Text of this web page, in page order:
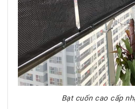
Bạt cuốn cao cấp